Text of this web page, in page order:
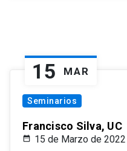
15 MAR
Seminarios
Francisco Silva, UC
15 de Marzo de 2022